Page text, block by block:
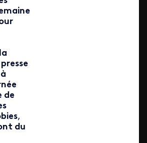
de
,
du